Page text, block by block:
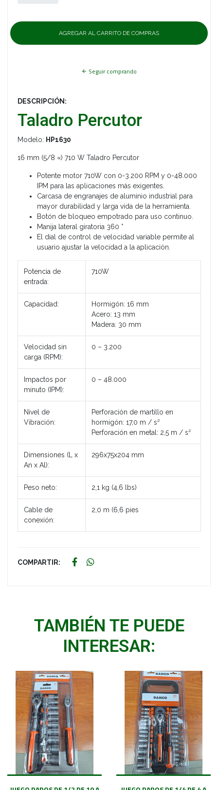
Seguir comprando
DESCRIPCIÓN:
Taladro Percutor
Modelo: HP1630
16 mm (5/8 «) 710 W Taladro Percutor
Potente motor 710W con 0-3.200 RPM y 0-48.000
IPM para las aplicaciones más exigentes.
Carcasa de engranajes de aluminio industrial para
mayor durabilidad y larga vida de la herramienta.
Botón de bloqueo empotrado para uso continuo.
Manija lateral giratoria 360 °
El dial de control de velocidad variable permite al
usuario ajustar la velocidad a la aplicación.
Potencia de
entrada:
710W
Capacidad:
Hormigón: 16 mm
Acero: 13 mm
Madera: 30 mm
Velocidad sin
carga (RPM):
0 – 3.200
Impactos por
minuto (IPM):
0 – 48.000
Nivel de
Vibración:
Perforación de martillo en
hormigón: 17,0 m / s²
Perforación en metal: 2,5 m / s²
Dimensiones (L x
An x Al):
296x75x204 mm
Peso neto: 2,1 kg (4,6 lbs)
Cable de
conexión:
2,0 m (6,6 pies
COMPARTIR:
TAMBIÉN TE PUEDE
INTERESAR: